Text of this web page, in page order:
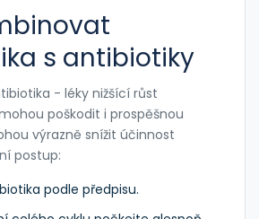
s antibiotiky
- léky nižšící růst
poškodit i prospěšnou
výrazně snížit účinnost
postup:
podle předpisu.